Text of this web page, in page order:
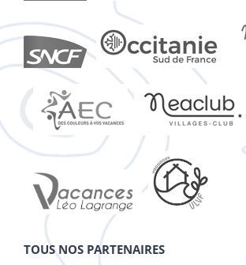
TOUS NOS PARTENAIRES